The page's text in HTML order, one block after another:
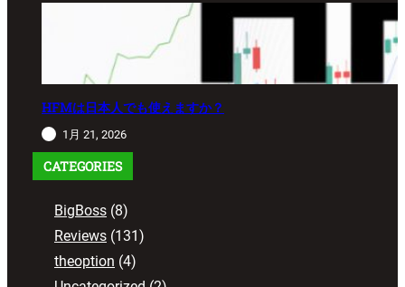
HFMは日本人でも使えますか？
1月 21, 2026
CATEGORIES
BigBoss (8)
Reviews (131)
theoption (4)